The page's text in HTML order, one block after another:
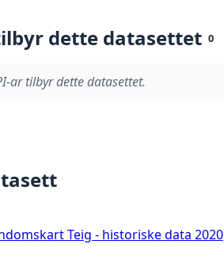
dette datasettet 0
ar tilbyr dette datasettet.
Teig - historiske data 2020